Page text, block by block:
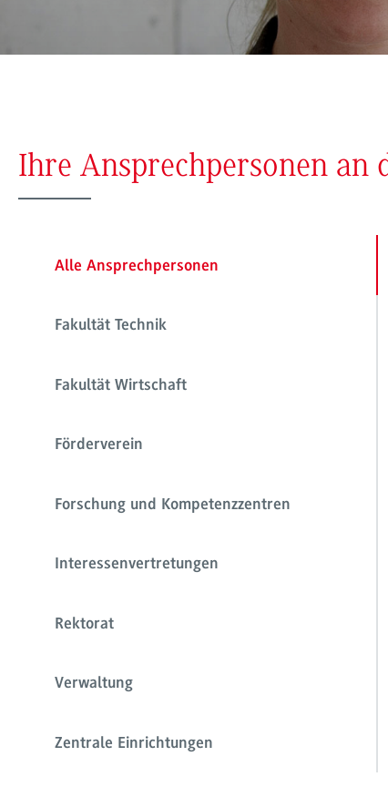
Ihre Ansprechpersonen an
Alle Ansprechpersonen
Fakultät Technik
Fakultät Wirtschaft
Förderverein
Forschung und Kompetenzzentren
Interessenvertretungen
Rektorat
Verwaltung
Zentrale Einrichtungen